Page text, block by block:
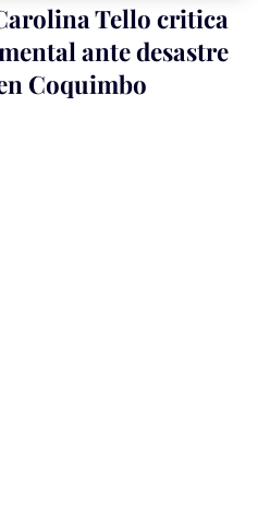
Tello critica
ante desastre
Coquimbo